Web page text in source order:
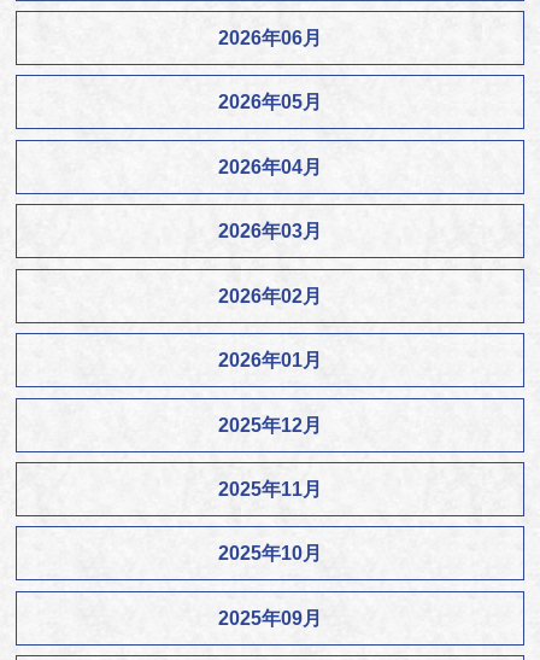
2026年06月
2026年05月
2026年04月
2026年03月
2026年02月
2026年01月
2025年12月
2025年11月
2025年10月
2025年09月